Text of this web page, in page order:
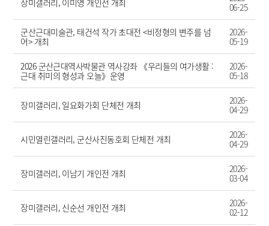
06-25
군산근대미술관, 태건석 작가 초대전 <비정형의 변주를 넘
어> 개최
2026-
05-19
2026 군산근대역사박물관 역사강좌 《우리들의 여가생활 :
근대 취미의 형성과 오늘》운영
2026-
05-18
장미갤러리, 일요화가회 단체전 개최
2026-
04-29
시민열린갤러리, 군산사진동호회 단체전 개최
2026-
04-29
장미갤러리, 이남기 개인전 개최
2026-
03-04
장미갤러리, 신순선 개인전 개최
2026-
02-12